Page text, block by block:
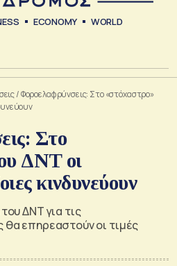
ECONOMY WORLD
/Φοροελαφρύνσεις: Στο «στόχαστρο»
Στο
ΔΝΤ οι
κινδυνεύουν
ΔΝΤ για τις
επηρεαστούν οι τιμές